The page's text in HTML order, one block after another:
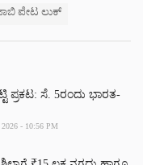
ಪೇಟ ಲುಕ್
ಪ್ರಕಟ: ಸೆ. 5ರಂದು ಭಾರತ-
- 10:56 PM